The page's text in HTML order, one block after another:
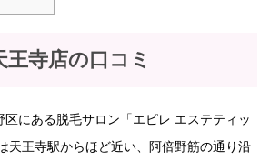
寺店の口コミ
区にある脱毛サロン「エピレ エステティッ
天王寺駅からほど近い、阿倍野筋の通り沿